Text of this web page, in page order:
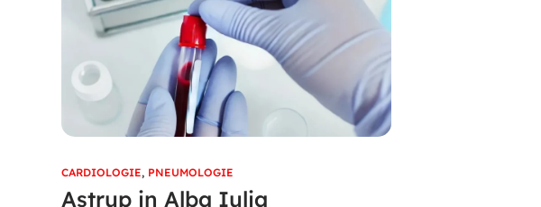
CARDIOLOGIE, PNEUMOLOGIE
Astrup in Alba Iulia